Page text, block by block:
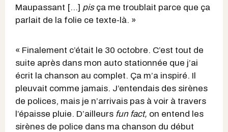
Maupassant [...] pisça me troublait parce que ça
parlait de la folie ce texte-là. »
« Finalement c’était le 30 octobre. C’est tout de
suite après dans mon auto stationnée que j’ai
écrit la chanson au complet. Ça m’a inspiré. Il
pleuvait comme jamais. J’entendais des sirènes
de polices, mais je n’arrivais pas à voir à travers
l’épaisse pluie. D’ailleurs fun fact, on entend les
sirènes de police dans ma chanson du début